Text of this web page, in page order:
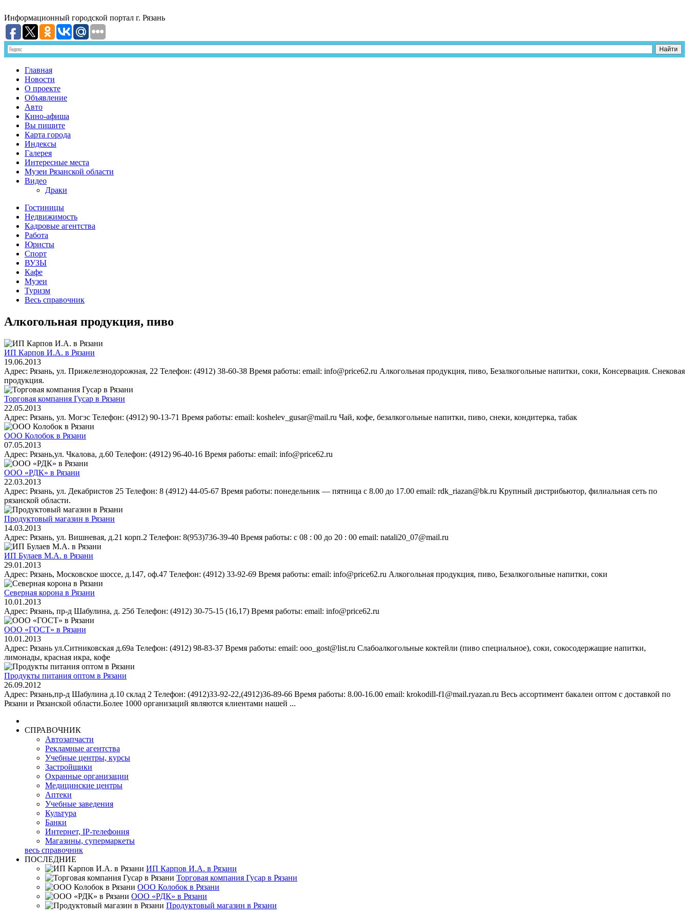
Информационный городской портал г. Рязань
Главная
Новости
О проекте
Объявление
Авто
Кино-афиша
Вы пишите
Карта города
Индексы
Галерея
Интересные места
Музеи Рязанской области
Видео
Драки
Гостиницы
Недвижимость
Кадровые агентства
Работа
Юристы
Спорт
ВУЗЫ
Кафе
Музеи
Туризм
Весь справочник
Алкогольная продукция, пиво
ИП Карпов И.А. в Рязани
19.06.2013
Адрес: Рязань, ул. Прижелезнодорожная, 22 Телефон: (4912) 38-60-38 Время работы: email: info@price62.ru Алкогольная продукция, пиво, Безалкогольные напитки, соки, Консервация. Снековая
продукция.
Торговая компания Гусар в Рязани
22.05.2013
Адрес: Рязань, ул. Могэс Телефон: (4912) 90-13-71 Время работы: email: koshelev_gusar@mail.ru Чай, кофе, безалкогольные напитки, пиво, снеки, кондитерка, табак
ООО Колобок в Рязани
07.05.2013
Адрес: Рязань,ул. Чкалова, д.60 Телефон: (4912) 96-40-16 Время работы: email: info@price62.ru
ООО «РДК» в Рязани
22.03.2013
Адрес: Рязань, ул. Декабристов 25 Телефон: 8 (4912) 44-05-67 Время работы: понедельник — пятница с 8.00 до 17.00 email: rdk_riazan@bk.ru Крупный дистрибьютор, филиальная сеть по
рязанской области.
Продуктовый магазин в Рязани
14.03.2013
Адрес: Рязань, ул. Вишневая, д.21 корп.2 Телефон: 8(953)736-39-40 Время работы: c 08 : 00 до 20 : 00 email: natali20_07@mail.ru
ИП Булаев М.А. в Рязани
29.01.2013
Адрес: Рязань, Московское шоссе, д.147, оф.47 Телефон: (4912) 33-92-69 Время работы: email: info@price62.ru Алкогольная продукция, пиво, Безалкогольные напитки, соки
Северная корона в Рязани
10.01.2013
Адрес: Рязань, пр-д Шабулина, д. 25б Телефон: (4912) 30-75-15 (16,17) Время работы: email: info@price62.ru
ООО «ГОСТ» в Рязани
10.01.2013
Адрес: Рязань ул.Ситниковская д.69а Телефон: (4912) 98-83-37 Время работы: email: ooo_gost@list.ru Слабоалкогольные коктейли (пиво специальное), соки, сокосодержащие напитки,
лимонады, красная икра, кофе
Продукты питания оптом в Рязани
26.09.2012
Адрес: Рязань,пр-д Шабулина д.10 склад 2 Телефон: (4912)33-92-22,(4912)36-89-66 Время работы: 8.00-16.00 email: krokodill-f1@mail.ryazan.ru Весь ассортимент бакалеи оптом с доставкой по
Рязани и Рязанской области.Более 1000 организаций являются клиентами нашей ...
СПРАВОЧНИК
Автозапчасти
Рекламные агентства
Учебные центры, курсы
Застройщики
Охранные организации
Медицинские центры
Аптеки
Учебные заведения
Культура
Банки
Интернет, IP-телефония
Магазины, супермаркеты
весь справочник
ПОСЛЕДНИЕ
ИП Карпов И.А. в Рязани
Торговая компания Гусар в Рязани
ООО Колобок в Рязани
ООО «РДК» в Рязани
Продуктовый магазин в Рязани